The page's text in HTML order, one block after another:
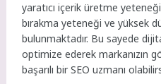
yaratıcı içerik üretme
bırakma yeteneği ve yüksek
bulunmaktadır. Bu sayede
optimize ederek markanızın
başarılı bir SEO uzmanı